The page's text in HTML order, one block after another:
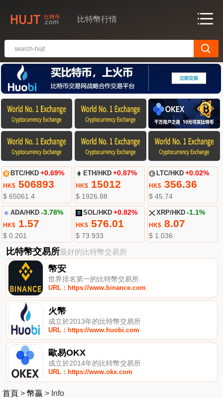
比特幣行情
BTC/HKD +0.69%
HK$506893
$ 65061.4
ETH/HKD +0.87%
HK$ 15012
$ 1926.88
LTC/HKD +0.02%
HK$356.36
$ 45.74
ADA/HKD -3.78%
HK$1.57
$ 0.201
SOL/HKD +0.82%
HK$ 576.01
$ 73.933
XRP/HKD -1.1%
HK$8.07
$ 1.036
比特幣交易所最好的比特幣交易所
幣安
世界排名第一的比特幣交易所
URL：https://www.binance.com
火幣
成立於2013年的比特幣交易所
URL：https://www.huobi.com
歐易OKX
成立於2014年的比特幣交易所
URL：https://www.okx.com
首頁 > 幣贏 > Info